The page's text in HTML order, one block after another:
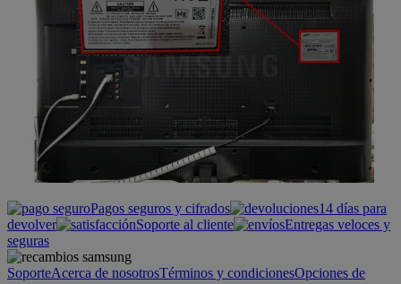
Pagos seguros y cifrados
14 días para
devolver
Soporte al cliente
Entregas veloces y
seguras
SoporteAcerca de nosotrosTérminos y condicionesOpciones de